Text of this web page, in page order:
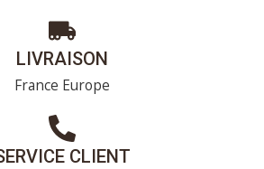
LIVRAISON
France Europe
CLIENT